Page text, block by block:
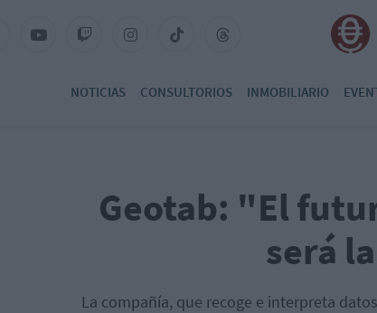
NOTICIAS CONSULTORIOS INMOBILIARIO
Geotab: "El
será
La compañía, que recoge e interpreta